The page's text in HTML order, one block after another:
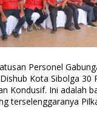
Personel
Kota Sibolga
Kondusif. Ini adalah
terselenggaranya